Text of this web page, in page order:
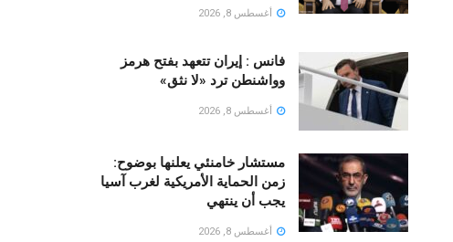
أغسطس 8, 2026
فانس : إيران تتعهد بفتح هرمز
وواشنطن ترد «لا نثق»
أغسطس 8, 2026
مستشار خامنئي يعلنها بوضوح:
زمن الحماية الأمريكية لغرب آسيا
يجب أن ينتهي
أغسطس 8, 2026